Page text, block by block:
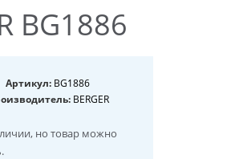
BG1886
Артикул: BG1886
BERGER
, но товар можно